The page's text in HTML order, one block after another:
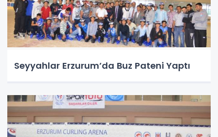
Seyyahlar Erzurum’da Buz Pateni Yaptı